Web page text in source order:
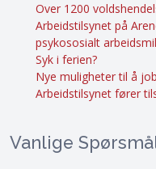
Over 1200
Arbeidstilsynet på
psykososialt
Syk i ferien?
Nye muligheter til å
Arbeidstilsynet fører
Vanlige